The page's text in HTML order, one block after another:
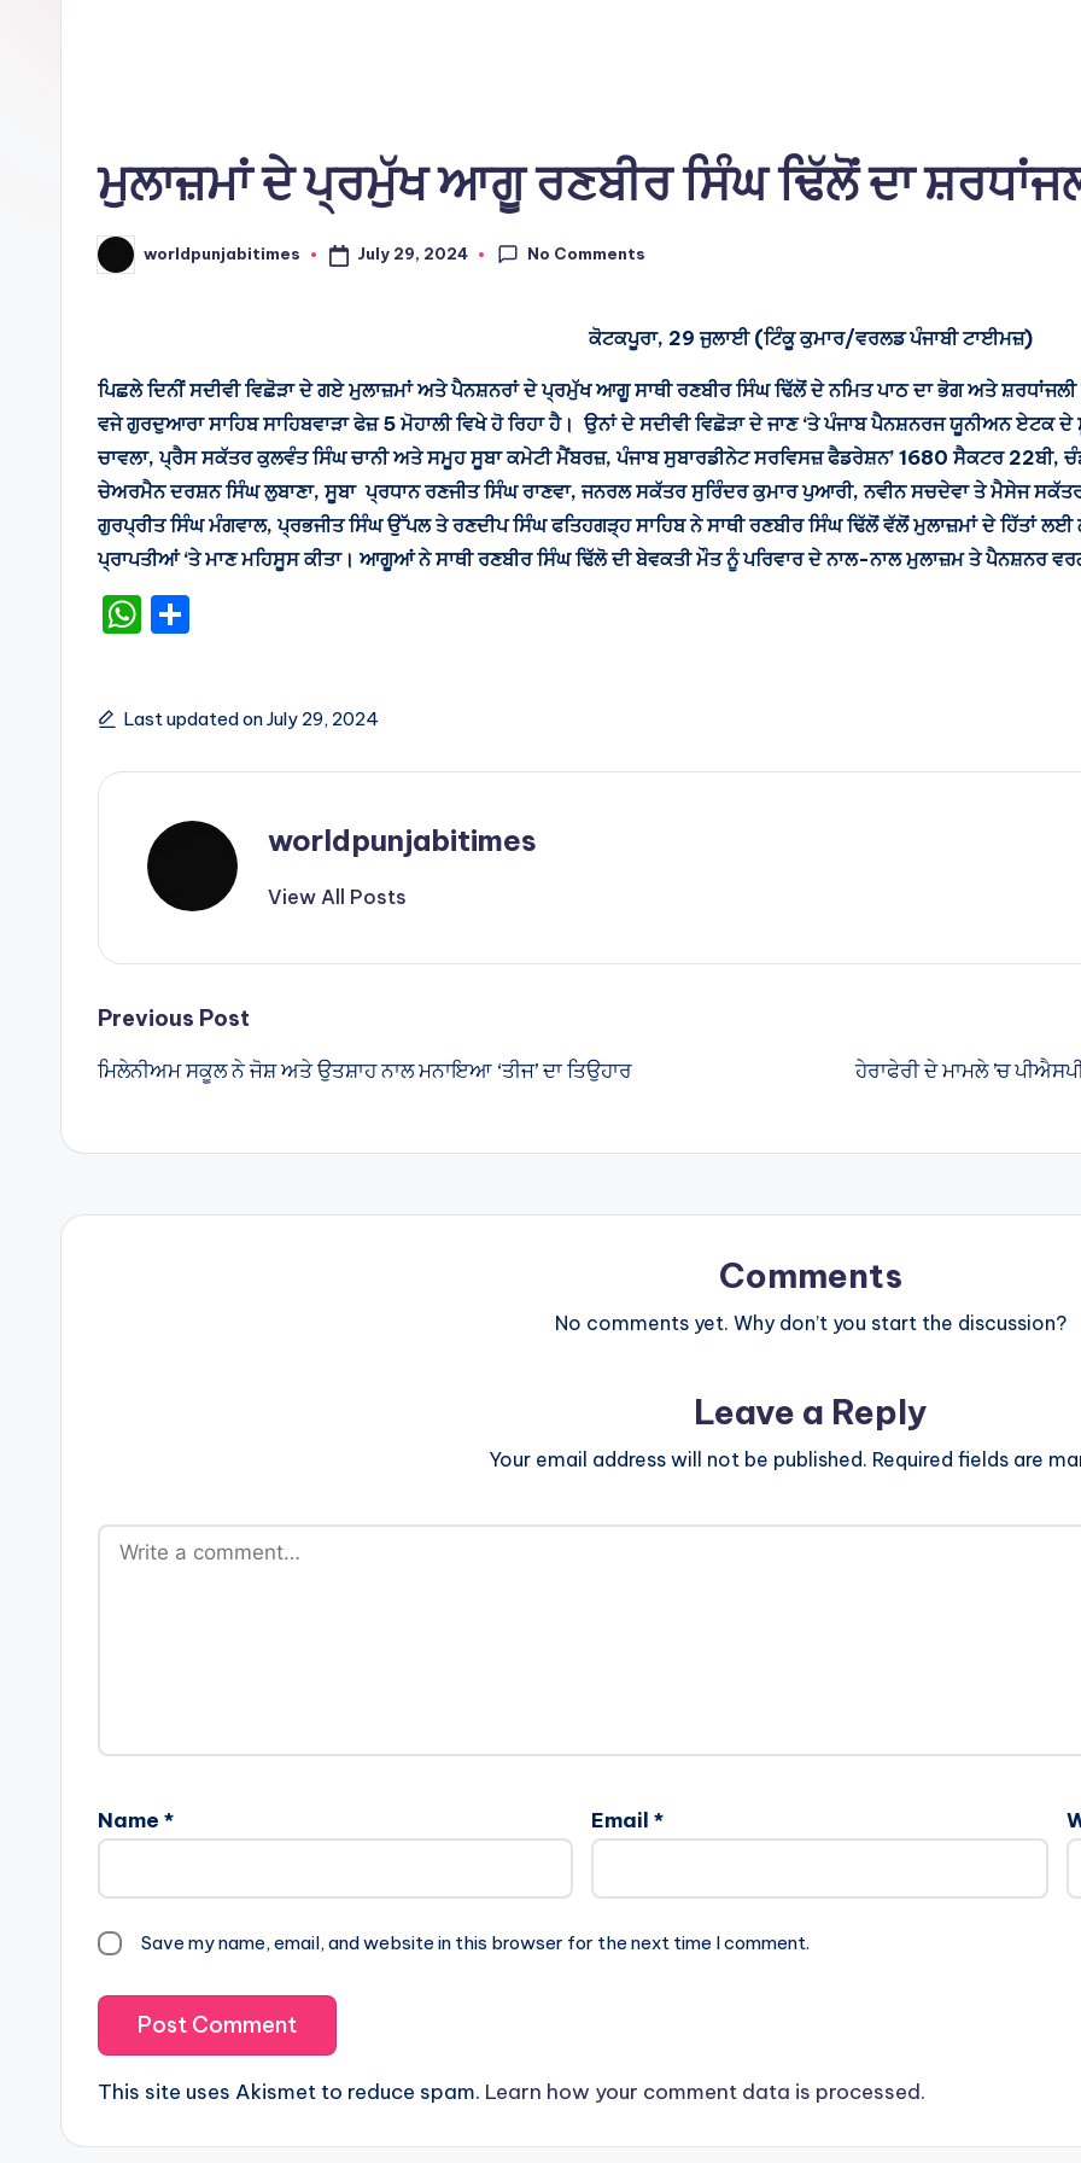
ਮੁਲਾਜ਼ਮਾਂ ਦੇ ਪ੍ਰਮੁੱਖ ਆਗੂ ਰਣਬੀਰ ਸਿੰਘ ਢਿੱਲੋਂ ਦਾ
Posted
by
worldpunjabitimes July 29, 2024 No Comments
ਕੋਟਕਪੂਰਾ, 29 ਜੁਲਾਈ (ਟਿੰਕੂ ਕੁਮਾਰ/ਵਰਲਡ ਪੰਜਾਬੀ ਟਾਈਮਜ਼)
ਪਿਛਲੇ ਦਿਨੀਂ ਸਦੀਵੀ ਵਿਛੋੜਾ ਦੇ ਗਏ ਮੁਲਾਜ਼ਮਾਂ ਅਤੇ ਪੈਨਸ਼ਨਰਾਂ ਦੇ ਪ੍ਰਮੁੱਖ ਆਗੂ ਸਾਥੀ ਰਣਬੀਰ ਸਿੰਘ ਢਿੱਲੋਂ ਦੇ ਨਮਿਤ ਪਾਠ ਦਾ ਭੋਗ ਅਤੇ
ਵਜੇ ਗੁਰਦੁਆਰਾ ਸਾਹਿਬ ਸਾਹਿਬਵਾੜਾ ਫੇਜ਼ 5 ਮੋਹਾਲੀ ਵਿਖੇ ਹੋ ਰਿਹਾ ਹੈ। ਉਨਾਂ ਦੇ ਸਦੀਵੀ ਵਿਛੋੜਾ ਦੇ ਜਾਣ ‘ਤੇ ਪੰਜਾਬ ਪੈਨਸ਼ਨਰਜ ਯੂਨੀਅਨ
ਚਾਵਲਾ, ਪ੍ਰੈਸ ਸਕੱਤਰ ਕੁਲਵੰਤ ਸਿੰਘ ਚਾਨੀ ਅਤੇ ਸਮੂਹ ਸੂਬਾ ਕਮੇਟੀ ਮੈਂਬਰਜ਼, ਪੰਜਾਬ ਸੁਬਾਰਡੀਨੇਟ ਸਰਵਿਸਜ਼ ਫੈਡਰੇਸ਼ਨ’ 1680 ਸੈਕਟਰ 22ਬੀ,
ਚੇਅਰਮੈਨ ਦਰਸ਼ਨ ਸਿੰਘ ਲੁਬਾਣਾ, ਸੂਬਾ ਪ੍ਰਧਾਨ ਰਣਜੀਤ ਸਿੰਘ ਰਾਣਵਾ, ਜਨਰਲ ਸਕੱਤਰ ਸੁਰਿੰਦਰ ਕੁਮਾਰ ਪੁਆਰੀ, ਨਵੀਨ ਸਚਦੇਵਾ ਤੇ ਮੈਸੇਜ
ਗੁਰਪ੍ਰੀਤ ਸਿੰਘ ਮੰਗਵਾਲ, ਪ੍ਰਭਜੀਤ ਸਿੰਘ ਉੱਪਲ ਤੇ ਰਣਦੀਪ ਸਿੰਘ ਫਤਿਹਗੜ੍ਹ ਸਾਹਿਬ ਨੇ ਸਾਥੀ ਰਣਬੀਰ ਸਿੰਘ ਢਿੱਲੋਂ ਵੱਲੋਂ ਮੁਲਾਜ਼ਮਾਂ ਦੇ
ਪ੍ਰਾਪਤੀਆਂ ‘ਤੇ ਮਾਣ ਮਹਿਸੂਸ ਕੀਤਾ। ਆਗੂਆਂ ਨੇ ਸਾਥੀ ਰਣਬੀਰ ਸਿੰਘ ਢਿੱਲੋ ਦੀ ਬੇਵਕਤੀ ਮੌਤ ਨੂੰ ਪਰਿਵਾਰ ਦੇ ਨਾਲ-ਨਾਲ ਮੁਲਾਜ਼ਮ ਤੇ ਪੈਨਸ਼ਨਰ
W
ts
A
p
e
Last updated on July 29, 2024
worldpunjabitimes
View All Posts
Post
navigation
Previous Post
ਮਿਲੇਨੀਅਮ ਸਕੂਲ ਨੇ ਜੋਸ਼ ਅਤੇ ਉਤਸ਼ਾਹ ਨਾਲ ਮਨਾਇਆ ‘ਤੀਜ’ ਦਾ ਤਿਉਹਾਰ
ਹੇਰਾਫੇਰੀ ਦੇ ਮਾਮਲੇ ’ਚ
Comments
No comments yet. Why don’t you start the discussion?
Leave a Reply
Your email address will not be published. Required fields are
Name * Email *
Save my name, email, and website in this browser for the next time I comment.
This site uses Akismet to reduce spam. Learn how your comment data is processed.